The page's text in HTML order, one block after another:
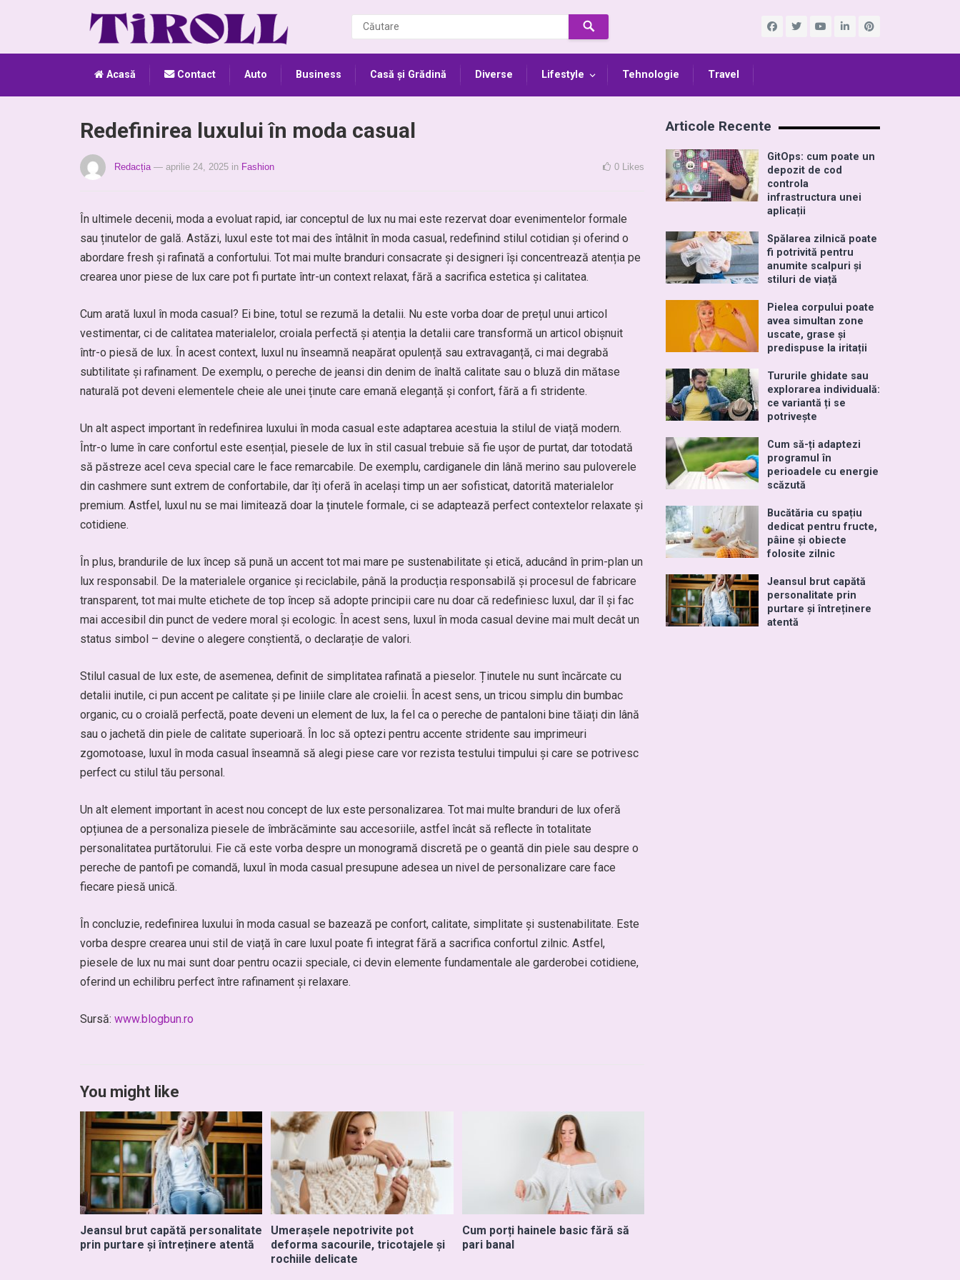
Acasă Contact Auto Business Casă și Grădină Diverse Lifestyle Tehnologie Travel
Redefinirea luxului în moda casual
Redacția — aprilie 24, 2025 in Fashion 0 Likes
În ultimele decenii, moda a evoluat rapid, iar conceptul de lux nu mai este rezervat doar evenimentelor formale
sau ținutelor de gală. Astăzi, luxul este tot mai des întâlnit în moda casual, redefinind stilul cotidian și oferind o
abordare fresh și rafinată a confortului. Tot mai multe branduri consacrate și designeri își concentrează atenția pe
crearea unor piese de lux care pot fi purtate într-un context relaxat, fără a sacrifica estetica și calitatea.
Cum arată luxul în moda casual? Ei bine, totul se rezumă la detalii. Nu este vorba doar de prețul unui articol
vestimentar, ci de calitatea materialelor, croiala perfectă și atenția la detalii care transformă un articol obișnuit
într-o piesă de lux. În acest context, luxul nu înseamnă neapărat opulență sau extravaganță, ci mai degrabă
subtilitate și rafinament. De exemplu, o pereche de jeansi din denim de înaltă calitate sau o bluză din mătase
naturală pot deveni elementele cheie ale unei ținute care emană eleganță și confort, fără a fi stridente.
Un alt aspect important în redefinirea luxului în moda casual este adaptarea acestuia la stilul de viață modern.
Într-o lume în care confortul este esențial, piesele de lux în stil casual trebuie să fie ușor de purtat, dar totodată
să păstreze acel ceva special care le face remarcabile. De exemplu, cardiganele din lână merino sau puloverele
din cashmere sunt extrem de confortabile, dar îți oferă în același timp un aer sofisticat, datorită materialelor
premium. Astfel, luxul nu se mai limitează doar la ținutele formale, ci se adaptează perfect contextelor relaxate și
cotidiene.
În plus, brandurile de lux încep să pună un accent tot mai mare pe sustenabilitate și etică, aducând în prim-plan un
lux responsabil. De la materialele organice și reciclabile, până la producția responsabilă și procesul de fabricare
transparent, tot mai multe etichete de top încep să adopte principii care nu doar că redefiniesc luxul, dar îl și fac
mai accesibil din punct de vedere moral și ecologic. În acest sens, luxul în moda casual devine mai mult decât un
status simbol – devine o alegere conștientă, o declarație de valori.
Stilul casual de lux este, de asemenea, definit de simplitatea rafinată a pieselor. Ținutele nu sunt încărcate cu
detalii inutile, ci pun accent pe calitate și pe liniile clare ale croielii. În acest sens, un tricou simplu din bumbac
organic, cu o croială perfectă, poate deveni un element de lux, la fel ca o pereche de pantaloni bine tăiați din lână
sau o jachetă din piele de calitate superioară. În loc să optezi pentru accente stridente sau imprimeuri
zgomotoase, luxul în moda casual înseamnă să alegi piese care vor rezista testului timpului și care se potrivesc
perfect cu stilul tău personal.
Un alt element important în acest nou concept de lux este personalizarea. Tot mai multe branduri de lux oferă
opțiunea de a personaliza piesele de îmbrăcăminte sau accesoriile, astfel încât să reflecte în totalitate
personalitatea purtătorului. Fie că este vorba despre un monogramă discretă pe o geantă din piele sau despre o
pereche de pantofi pe comandă, luxul în moda casual presupune adesea un nivel de personalizare care face
fiecare piesă unică.
În concluzie, redefinirea luxului în moda casual se bazează pe confort, calitate, simplitate și sustenabilitate. Este
vorba despre crearea unui stil de viață în care luxul poate fi integrat fără a sacrifica confortul zilnic. Astfel,
piesele de lux nu mai sunt doar pentru ocazii speciale, ci devin elemente fundamentale ale garderobei cotidiene,
oferind un echilibru perfect între rafinament și relaxare.
Sursă: www.blogbun.ro
You might like
Jeansul brut capătă personalitate
prin purtare și întreținere atentă
Umerașele nepotrivite pot
deforma sacourile, tricotajele și
rochiile delicate
Cum porți hainele basic fără să
pari banal
Articole Recente
GitOps: cum poate un
depozit de cod
controla
infrastructura unei
aplicații
Spălarea zilnică poate
fi potrivită pentru
anumite scalpuri și
stiluri de viață
Pielea corpului poate
avea simultan zone
uscate, grase și
predispuse la iritații
Tururile ghidate sau
explorarea individuală:
ce variantă ți se
potrivește
Cum să-ți adaptezi
programul în
perioadele cu energie
scăzută
Bucătăria cu spațiu
dedicat pentru fructe,
pâine și obiecte
folosite zilnic
Jeansul brut capătă
personalitate prin
purtare și întreținere
atentă